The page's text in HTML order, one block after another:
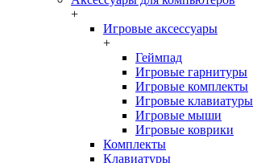
+
Игровые аксессуары
+
Геймпад
Игровые гарнитуры
Игровые комплекты
Игровые клавиатуры
Игровые мыши
Игровые коврики
Комплекты
Клавиатуры